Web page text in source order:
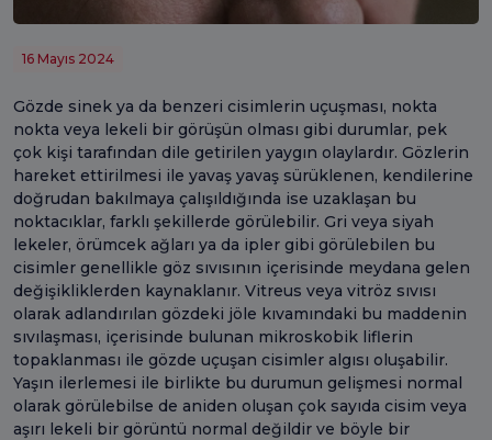
16 Mayıs 2024
Gözde sinek ya da benzeri cisimlerin uçuşması, nokta
nokta veya lekeli bir görüşün olması gibi durumlar, pek
çok kişi tarafından dile getirilen yaygın olaylardır. Gözlerin
hareket ettirilmesi ile yavaş yavaş sürüklenen, kendilerine
doğrudan bakılmaya çalışıldığında ise uzaklaşan bu
noktacıklar, farklı şekillerde görülebilir. Gri veya siyah
lekeler, örümcek ağları ya da ipler gibi görülebilen bu
cisimler genellikle göz sıvısının içerisinde meydana gelen
değişikliklerden kaynaklanır. Vitreus veya vitröz sıvısı
olarak adlandırılan gözdeki jöle kıvamındaki bu maddenin
sıvılaşması, içerisinde bulunan mikroskobik liflerin
topaklanması ile gözde uçuşan cisimler algısı oluşabilir.
Yaşın ilerlemesi ile birlikte bu durumun gelişmesi normal
olarak görülebilse de aniden oluşan çok sayıda cisim veya
aşırı lekeli bir görüntü normal değildir ve böyle bir